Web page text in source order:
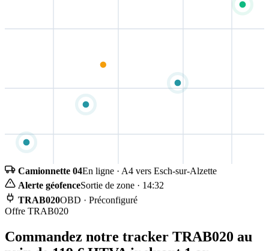
Camionnette 04En ligne · A4 vers Esch-sur-Alzette
Alerte géofenceSortie de zone · 14:32
TRAB020OBD · Préconfiguré
Offre TRAB020
Commandez notre tracker TRAB020 au